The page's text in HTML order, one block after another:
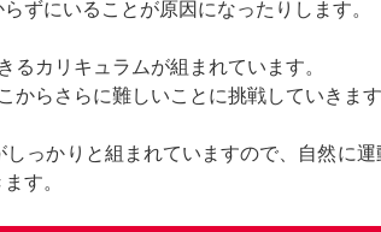
ずにいることが原因になったりします。
カリキュラムが組まれています。
らさらに難しいことに挑戦していきます
っかりと組まれていますので、自然に運
す。